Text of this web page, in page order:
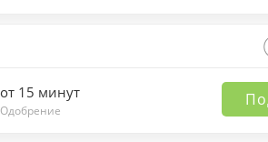
от 15 минут
Одобрение